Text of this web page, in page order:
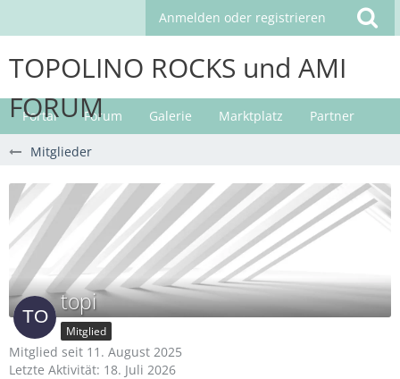
Anmelden oder registrieren
TOPOLINO ROCKS und AMI
FORUM
Portal Forum Galerie Marktplatz Partner
Mitglieder
topi
Mitglied
Mitglied seit 11. August 2025
Letzte Aktivität: 18. Juli 2026